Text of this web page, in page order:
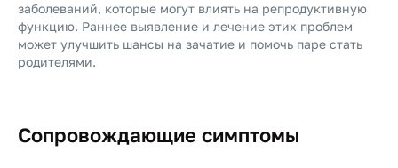
заболеваний, которые могут влиять на репродуктивную
функцию. Раннее выявление и лечение этих проблем
может улучшить шансы на зачатие и помочь паре стать
родителями.
Сопровождающие симптомы